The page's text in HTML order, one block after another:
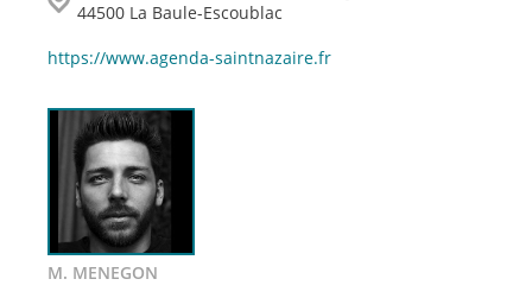
44500 La Baule-Escoublac
https://www.agenda-saintnazaire.fr
M. MENEGON